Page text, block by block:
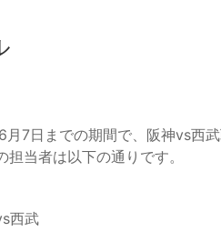
7日までの期間で、阪神vs西
当者は以下の通りです。
西武